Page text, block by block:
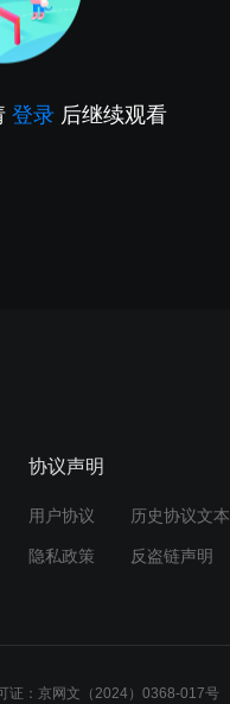
登录 后继续观看
协议声明
用户协议 历史协议文本
隐私政策 反盗链声明
证：京网文（2024）0368-017号